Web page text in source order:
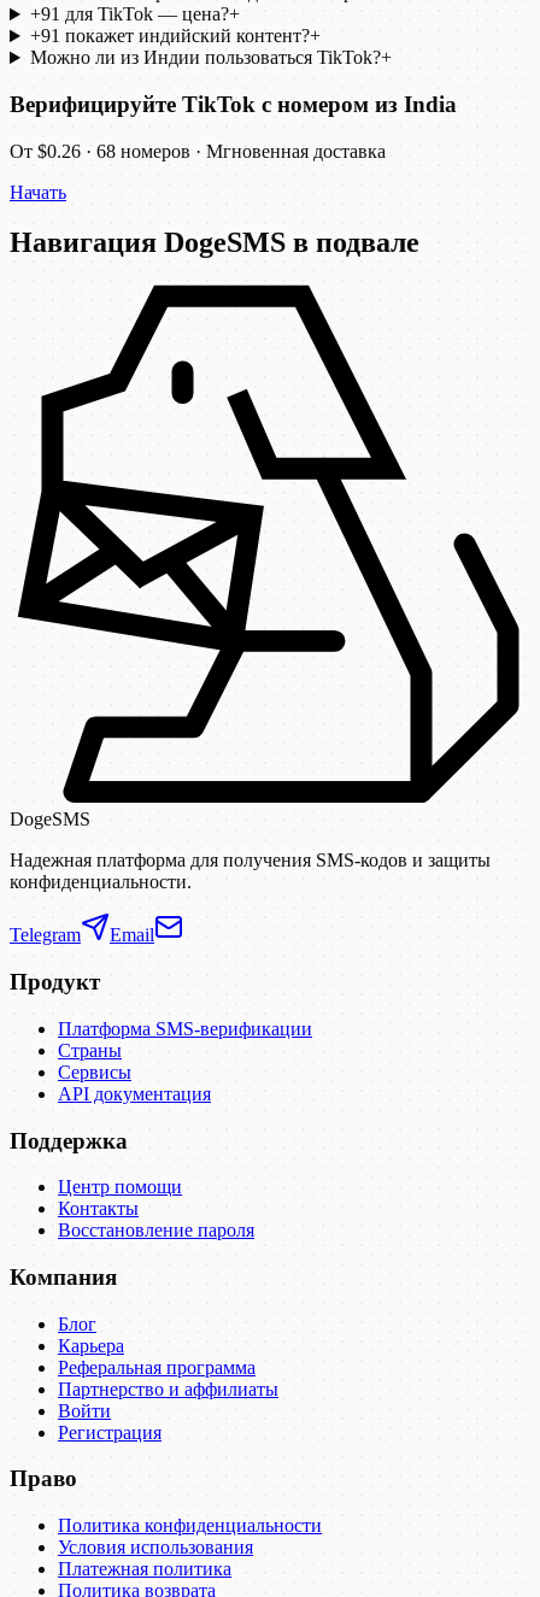
+91 для TikTok — цена?+
+91 покажет индийский контент?+
Можно ли из Индии пользоваться TikTok?+
Верифицируйте TikTok с номером из India
От $0.26 · 68 номеров · Мгновенная доставка
Начать
Навигация DogeSMS в подвале
DogeSMS
Надежная платформа для получения SMS-кодов и защиты
конфиденциальности.
Telegram Email
Продукт
Платформа SMS-верификации
Страны
Сервисы
API документация
Поддержка
Центр помощи
Контакты
Восстановление пароля
Компания
Блог
Карьера
Реферальная программа
Партнерство и аффилиаты
Войти
Регистрация
Право
Политика конфиденциальности
Условия использования
Платежная политика
Политика возврата